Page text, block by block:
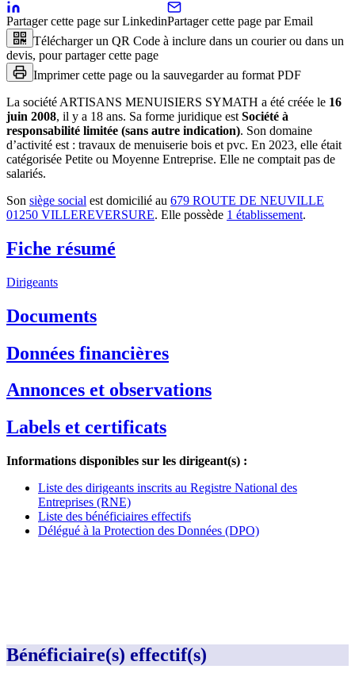
Partager cette page sur LinkedinPartager cette page par Email
Télécharger un QR Code à inclure dans un courier ou dans un
devis, pour partager cette page
Imprimer cette page ou la sauvegarder au format PDF
La société ARTISANS MENUISIERS SYMATH a été créée le 16
juin 2008, il y a 18 ans. Sa forme juridique est Société à
responsabilité limitée (sans autre indication). Son domaine
d’activité est : travaux de menuiserie bois et pvc. En 2023, elle était
catégorisée Petite ou Moyenne Entreprise. Elle ne comptait pas de
salariés.
Son siège social est domicilié au 679 ROUTE DE NEUVILLE
01250 VILLEREVERSURE. Elle possède 1 établissement.
Fiche résumé
Dirigeants
Documents
Données financières
Annonces et observations
Labels et certificats
Informations disponibles sur les dirigeant(s) :
Liste des dirigeants inscrits au Registre National des
Entreprises (RNE)
Liste des bénéficiaires effectifs
Délégué à la Protection des Données (DPO)
Bénéficiaire(s) effectif(s)